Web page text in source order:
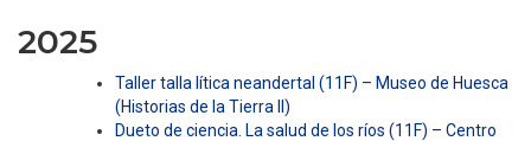
2025
Taller talla lítica neandertal (11F) – Museo de Huesca
(Historias de la Tierra II)
Dueto de ciencia. La salud de los ríos (11F) – Centro